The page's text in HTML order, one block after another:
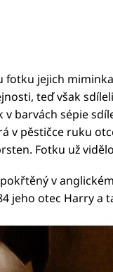
fotku jejich
teď však
barvách sépie
v pěstičce ruku
Fotku už
v
jeho otec Harry a